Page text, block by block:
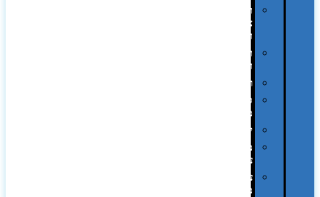
תיקי
ומכתביות
תערוכות
וכנסים
רמקולים
סוכריות
ממותגות
יודאיקה
מארזי
עטים
עטי
מתכת